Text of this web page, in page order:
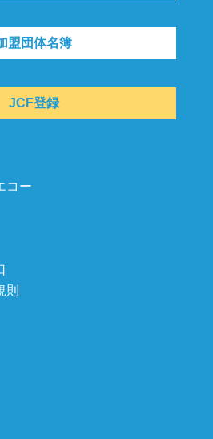
盟団体名簿
JCF登録
コー
則